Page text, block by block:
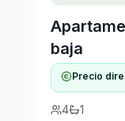
baja
Precio
4
1